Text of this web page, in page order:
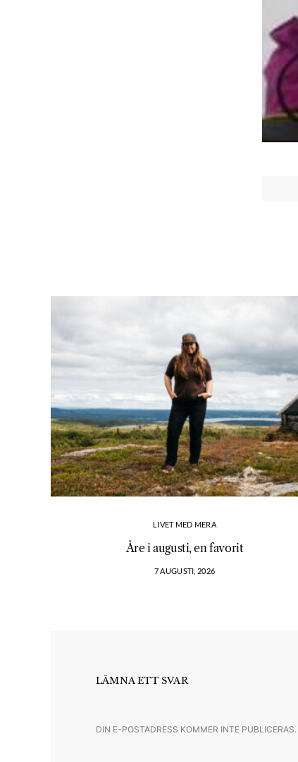
LIVET MED MERA
Åre i augusti, en favorit
7 AUGUSTI, 2026
LÄMNA ETT SVAR
DIN E-POSTADRESS KOMMER INTE PUBLICERAS.